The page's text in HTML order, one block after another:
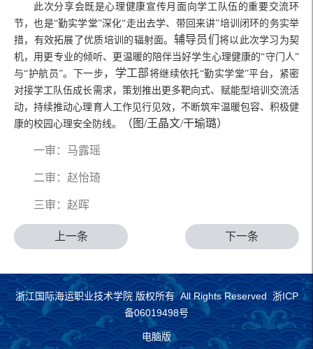
此次分享会既是心理健康宣传月面向学工队伍的重要交流环
节，也是“勤实学堂”深化“走出去学、带回来讲”培训闭环的务实举
措，有效拓展了优质培训的辐射面。 辅导员们 将以此次学习为契
机，用更专业的倾听、更温暖的陪伴当好学生心理健康的“守门人”
与“护航员”。下一步，学工部将继续依托“勤实学堂”平台，紧密
对接学工队伍成长需求，策划推出更多靶向式、赋能型培训交流活
动，持续推动心理育人工作见行见效，不断筑牢温暖包容、积极健
康的校园心理安全防线。
（图/王晶文/干瑜璐）
一审：马露瑶
二审：赵怡琦
三审：赵晖
下一条
上一条
浙江国际海运职业技术学院 版权所有 All Rights Reserved 浙ICP
备06019498号
电脑版